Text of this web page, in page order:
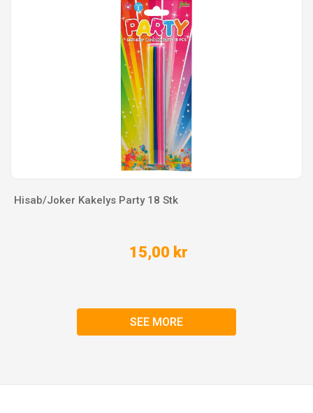
Hisab/Joker Kakelys Party 18 Stk
15,00 kr
SEE MORE